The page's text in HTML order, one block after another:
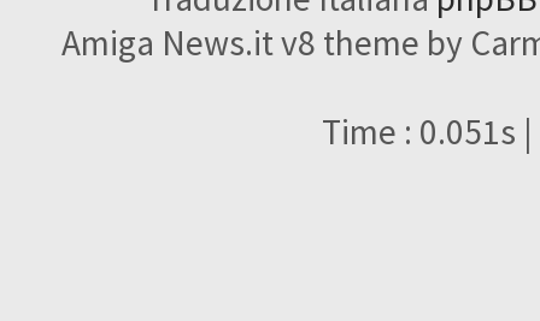
Amiga News.it v8 theme by
Time : 0.051s